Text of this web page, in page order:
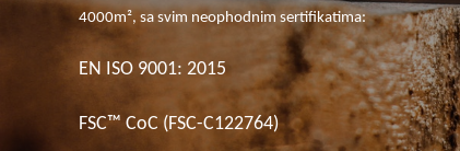
4000m², sa svim neophodnim sertifikatima:
EN ISO 9001: 2015
FSC™ CoC (FSC-C122764)